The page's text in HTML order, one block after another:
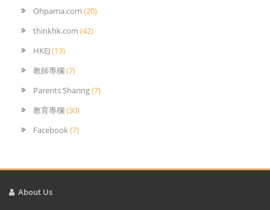
Ohpama.com (20)
thinkhk.com (42)
HKEJ(13)
教師專欄(7)
Parents Sharing(7)
教育專欄(30)
Facebook(7)
About Us